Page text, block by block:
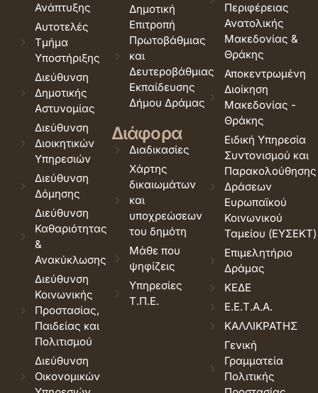
Ανάπτυξης
Αυτοτελές
Τμήμα
Υποστήριξης
Διεύθυνση
Δημοτικής
Αστυνομίας
Διεύθυνση
Διοικητικών
Υπηρεσιών
Διεύθυνση
Δόμησης
Διεύθυνση
Καθαριότητας
&
Ανακύκλωσης
Διεύθυνση
Κοινωνικής
Προστασίας,
Παιδείας και
Πολιτισμού
Διεύθυνση
Οικονομικών
Δημοτική
Επιτροπή
Πρωτοβάθμιας
και
Δευτεροβάθμιας
Εκπαίδευσης
Δήμου Δράμας
Διάφορα
Διαδικασίες
Χάρτης
δικαιωμάτων
και
υποχρεώσεων
του δημότη
Μάθε που
ψηφίζεις
Υπηρεσίες
Τ.Π.Ε.
Περιφέρειας
Ανατολικής
Μακεδονίας &
Θράκης
Αποκεντρωμένη
Διοίκηση
Μακεδονίας -
Θράκης
Ειδική Υπηρεσία
Συντονισμού και
Παρακολούθησης
Δράσεων
Ευρωπαϊκού
Κοινωνικού
Ταμείου (ΕΥΣΕΚΤ)
Επιμελητήριο
Δράμας
ΚΕΔΕ
Ε.Ε.Τ.Α.Α.
ΚΑΛΛΙΚΡΑΤΗΣ
Γενική
Γραμματεία
Πολιτικής